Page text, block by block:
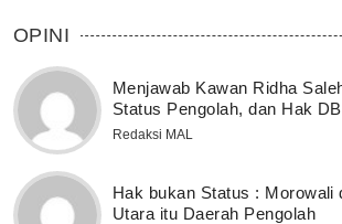
OPINI
Menjawab Kawan Ridha
Status Pengolah, dan Hak
Redaksi MAL
Hak bukan Status : Morowali
Utara itu Daerah Pengolah